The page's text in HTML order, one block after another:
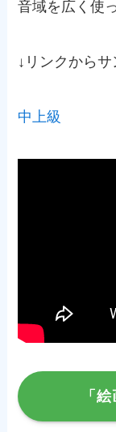
音域を広く使
↓リンクからサ
中上級
「